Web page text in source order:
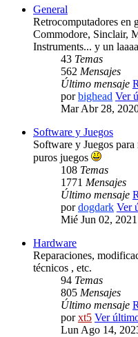
General
Retrocomputadores en
Commodore, Sinclair,
Instruments... y un
43 Temas
562 Mensajes
Último mensaje
porbighead Ver
Mar Abr 28,
Software y Juegos
Software y Juegos
puros juegos
108 Temas
1771 Mensajes
Último mensaje
pordogdark Ver
Mié Jun 02,
Hardware
Reparaciones,
técnicos , etc.
94 Temas
805 Mensajes
Último mensaje
porxt5 Ver
Lun Ago 14,